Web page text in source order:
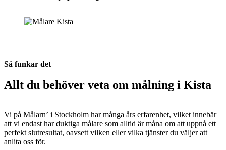
Så funkar det
Allt du behöver veta om målning i Kista
Vi på Målarn’ i Stockholm har många års erfarenhet, vilket innebär
att vi endast har duktiga målare som alltid är måna om att uppnå ett
perfekt slutresultat, oavsett vilken eller vilka tjänster du väljer att
anlita oss för.